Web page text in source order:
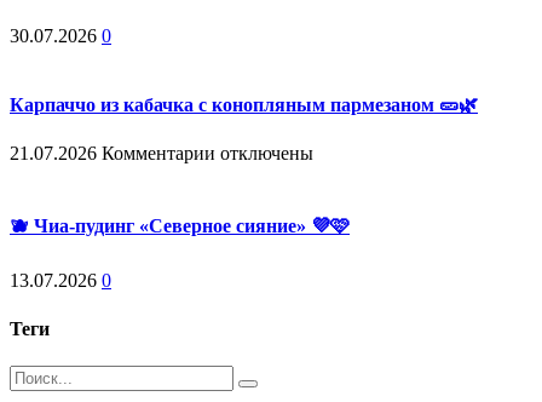
30.07.2026 0
Карпаччо из кабачка с конопляным пармезаном 🥒🌿
21.07.2026 Комментарии к
кабачка
отключены
🫐 Чиа-пудинг «Северное сияние» 💜🩷
13.07.2026 0
Теги
Поиск